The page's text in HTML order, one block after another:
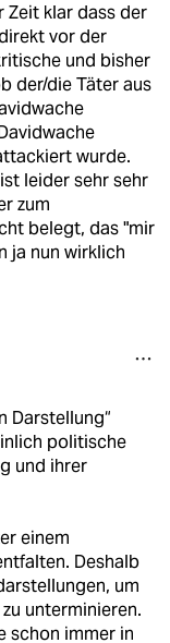
Zeit klar dass der
vor der
und bisher
der/die Täter aus
wurde.
leider sehr sehr
zum
belegt, das "mir
ja nun wirklich
Darstellung“
politische
und ihrer
einem
Deshalb
um
unterminieren.
schon immer in